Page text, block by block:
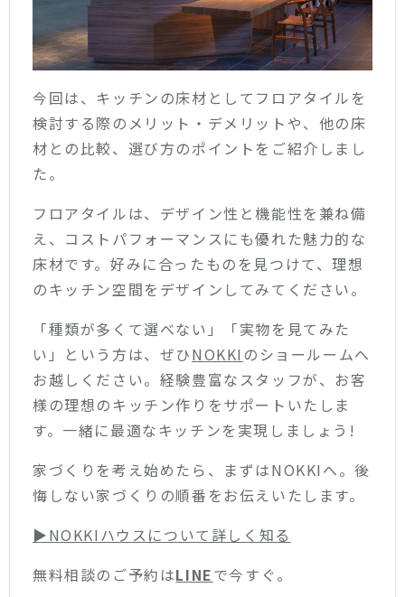
今回は、キッチンの床材としてフロアタイルを
検討する際のメリット・デメリットや、他の床
材との比較、選び方のポイントをご紹介しまし
た。
フロアタイルは、デザイン性と機能性を兼ね備
え、コストパフォーマンスにも優れた魅力的な
床材です。好みに合ったものを見つけて、理想
のキッチン空間をデザインしてみてください。
「種類が多くて選べない」「実物を見てみた
い」という方は、ぜひNOKKI のショールームへ
お越しください。経験豊富なスタッフが、お客
様の理想のキッチン作りをサポートいたしま
す。一緒に最適なキッチンを実現しましょう!
家づくりを考え始めたら、まずはNOKKIへ。後
悔しない家づくりの順番をお伝えいたします。
▶︎NOKKIハウスについて詳しく知る
無料相談のご予約はLINEで今すぐ。